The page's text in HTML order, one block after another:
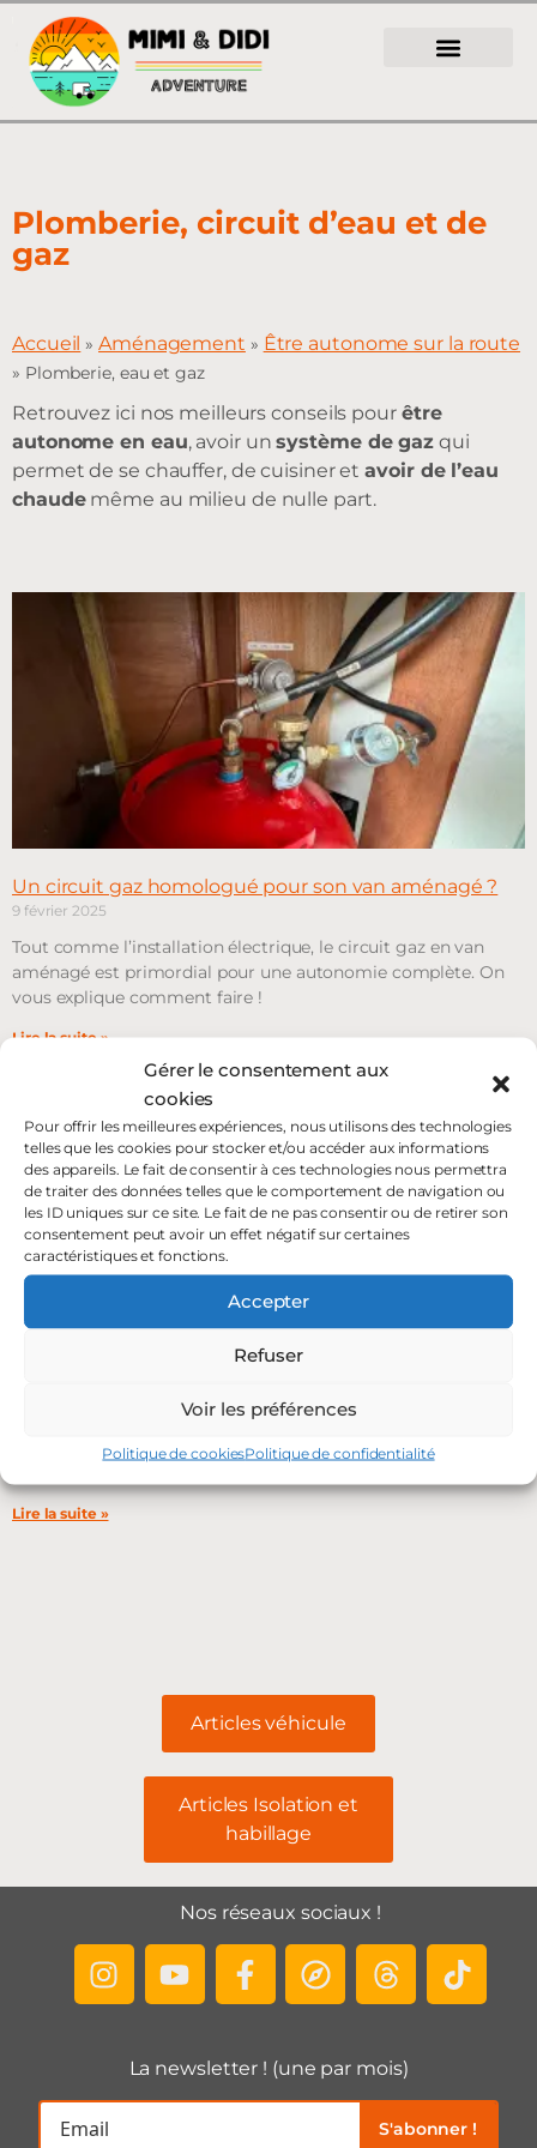
Gérer le consentement aux
cookies
Pour offrir les meilleures expériences, nous utilisons des technologies
telles que les cookies pour stocker et/ou accéder aux informations
des appareils. Le fait de consentir à ces technologies nous permettra
de traiter des données telles que le comportement de navigation ou
les ID uniques sur ce site. Le fait de ne pas consentir ou de retirer son
consentement peut avoir un effet négatif sur certaines
caractéristiques et fonctions.
Accepter
Refuser
Voir les préférences
Politique de cookiesPolitique de confidentialité
Plomberie, circuit d’eau et de
gaz
Accueil »Aménagement » Être autonome sur la route
» Plomberie, eau et gaz
Retrouvez ici nos meilleurs conseils pour être
autonome en eau, avoir unsystème de gaz qui
permet de se chauffer, de cuisiner etavoir de l’eau
chaudemême au milieu de nulle part.
Un circuit gaz homologué pour son van aménagé ?
9 février 2025
Tout comme l’installation électrique, le circuit gaz en van
aménagé est primordial pour une autonomie complète. On
vous explique comment faire !
Lire la suite »
Les nomades utilisent beaucoup le GPL. Nos conseils pour
Lire la suite »
Articles véhicule
Articles Isolation et
habillage
Nos réseaux sociaux !
La newsletter ! (une par mois)
S'abonner !